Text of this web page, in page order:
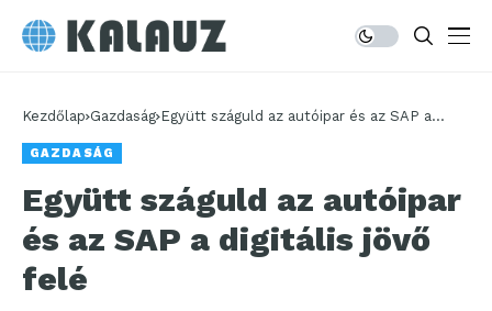
Kezdőlap Gazdaság Együtt száguld az autóipar és az SAP a
GAZDASÁG
Együtt száguld az autóipar
és az SAP a digitális jövő
felé